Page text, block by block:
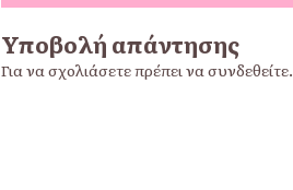
Υποβολή απάντησης
Για να σχολιάσετε πρέπει να συνδεθείτε.